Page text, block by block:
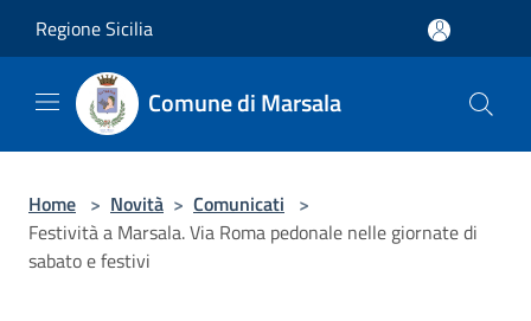
Regione Sicilia
Comune di Marsala
Home > Novità > Comunicati >
Festività a Marsala. Via Roma pedonale nelle giornate di
sabato e festivi